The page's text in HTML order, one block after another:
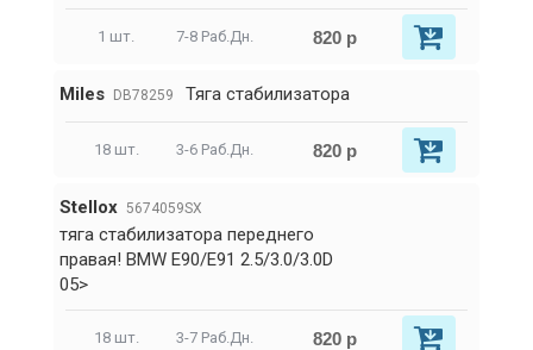
1 шт. 7-8 Раб.Дн. 820 р
Miles DB78259 Тяга стабилизатора
18 шт. 3-6 Раб.Дн. 820 р
Stellox 5674059SX
тяга стабилизатора переднего
правая! BMW E90/E91 2.5/3.0/3.0D
05>
18 шт. 3-7 Раб.Дн. 820 р